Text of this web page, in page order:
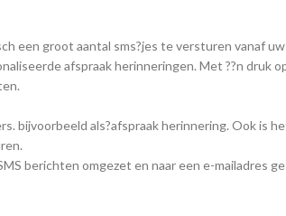
een groot aantal sms?jes te versturen vanaf
afspraak herinneringen. Met ??n druk
bijvoorbeeld als?afspraak herinnering. Ook is
berichten omgezet en naar een e-mailadres